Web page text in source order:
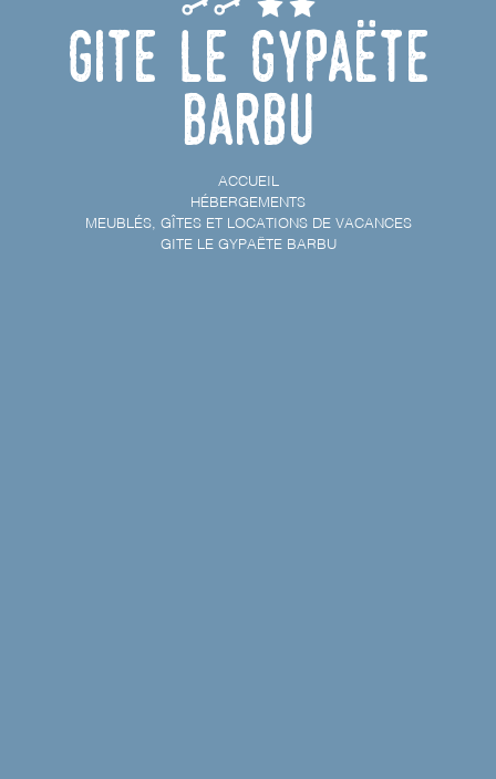
Gite le Gypaëte
Barbu
ACCUEIL
HÉBERGEMENTS
MEUBLÉS, GÎTES ET LOCATIONS DE VACANCES
GITE LE GYPAËTE BARBU